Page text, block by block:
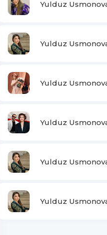
Yulduz
Yulduz
Yulduz
Yulduz
Yulduz
Yulduz